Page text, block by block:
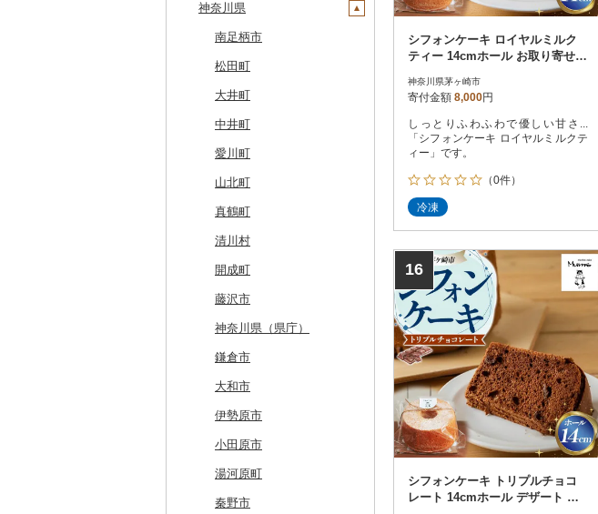
稚内市
標津町
清里町
北斗市
留萌市
白糠町
釧路町
名寄市
美唄市
厚岸町
南富良野町
上富良野町
和寒町
紋別市
乙部町
根室市
三笠市
東川町
東北町
三戸町
東通村
黒石市
おいらせ町
鶴田町
階上町
深浦町
青森市
田子町
新郷村
横浜町
野辺地町
佐井村
六戸町
五所川原市
平川市
蓬田村
野田村
普代村
一戸町
陸前高田市
紫波町
滝沢市
住田町
葛巻町
花巻市
岩泉町
田野畑村
盛岡市
遠野市
奥州市
雫石町
岩手県（県庁）
一関市
久慈市
加美町
利府町
白石市
登米市
山元町
名取市
川崎町
村田町
栗原市
富谷市
岩沼市
七ヶ宿町
大崎市
塩竈市
石巻市
多賀城市
宮城県（県庁）
亘理町
小坂町
仙北市
井川町
潟上市
三種町
藤里町
湯沢市
大館市
由利本荘市
にかほ市
羽後町
秋田県（県庁）
秋田市
男鹿市
美郷町
東成瀬村
五城目町
北秋田市
上山市
河北町
酒田市
新庄市
長井市
小国町
南陽市
中山町
庄内町
大石田町
川西町
鶴岡市
山形県（県庁）
金山町
東根市
飯豊町
鮭川村
大蔵村
広野町
鏡石町
須賀川市
小野町
棚倉町
古殿町
昭和村
下郷町
西郷村
二本松市
猪苗代町
川俣町
郡山市
西会津町
玉川村
いわき市
南会津町
田村市
五霞町
北茨城市
境町
かすみがうら市
牛久市
常陸太田市
つくばみらい市
下妻市
茨城町
神栖市
常総市
東海村
美浦村
大洗町
河内町
ひたちなか市
龍ケ崎市
守谷市
佐野市
真岡市
高根沢町
大田原市
栃木市
日光市
小山市
宇都宮市
栃木県（県庁）
那珂川町
茂木町
那須烏山市
矢板市
さくら市
足利市
那須町
鹿沼市
下野市
安中市
川場村
昭和村
甘楽町
明和町
沼田市
桐生市
吉岡町
太田市
高山村
みどり市
千代田町
みなかみ町
片品村
富岡市
館林市
伊勢崎市
東吾妻町
戸田市
毛呂山町
久喜市
ふじみ野市
川島町
上里町
川口市
飯能市
長瀞町
羽生市
小鹿野町
坂戸市
鳩山町
埼玉県（県庁）
神川町
東秩父村
横瀬町
三芳町
袖ケ浦市
我孫子市
長柄町
芝山町
八千代市
横芝光町
多古町
白子町
栄町
香取市
習志野市
銚子市
君津市
旭市
南房総市
八街市
東金市
九十九里町
八王子市
日野市
昭島市
武蔵村山市
葛飾区
小金井市
墨田区
東久留米市
利島村
瑞穂町
大島町
府中市
国分寺市
東村山市
中央区
あきる野市
中野区
荒川区
神奈川県
南足柄市
松田町
大井町
中井町
愛川町
山北町
真鶴町
清川村
開成町
藤沢市
神奈川県（県庁）
鎌倉市
大和市
伊勢原市
小田原市
湯河原町
秦野市
シフォンケーキ ロイヤルミルク
ティー 14cmホール お取り寄せグ
神奈川県茅ヶ崎市
寄付金額 8,000円
しっとりふわふわで優しい甘さ...
「シフォンケーキ ロイヤルミルクテ
ィー」です。
（0件）
冷凍
16
シフォンケーキ トリプルチョコ
レート 14cmホール デザート し